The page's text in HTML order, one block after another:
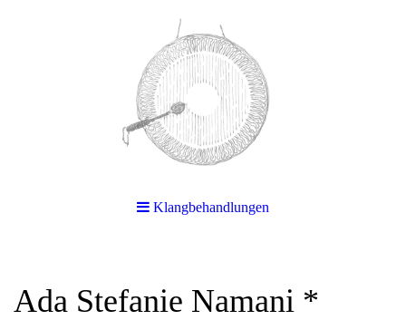
Klangbehandlungen
Ada Stefanie Namani *